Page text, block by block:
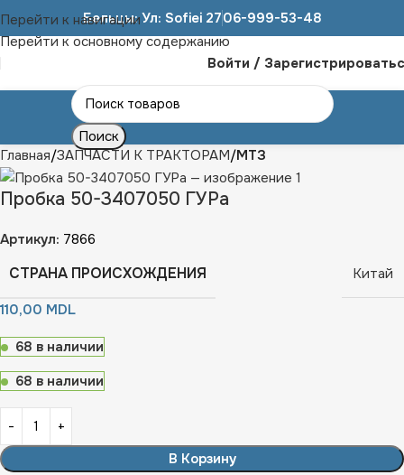
Перейти к навигации
Перейти к основному содержанию
Бельцы: Ул: Sofiei 2706-999-53-48
Войти /
Поиск
Главная ЗАПЧАСТИ К ТРАКТОРАМ МТЗ
Пробка 50-3407050 ГУРа
Артикул: 7866
СТРАНА ПРОИСХОЖДЕНИЯ
Китай
110,00 MDL
68 в наличии
68 в наличии
В Корзину